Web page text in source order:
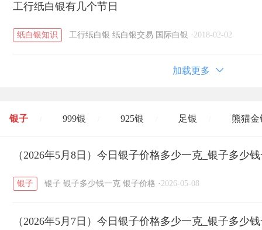
工行纸白银有几个节日
纸白银知识 工行纸白银 纸白银交易 国际白银 · 2018-02-02
加载更多
银子 999银 925银 足银 熊猫金
开国纪念币 大清银币 / 长城币 / 老
菜百 周生生 周大生
六福 / 金至尊 / 潮宏基 / 亚一金店
（2026年5月8日）今日银子价格多少一克_银子多少
银子 银子 银子多少钱一克 银子价格 · 2026-05-08
（2026年5月7日）今日银子价格多少一克_银子多少